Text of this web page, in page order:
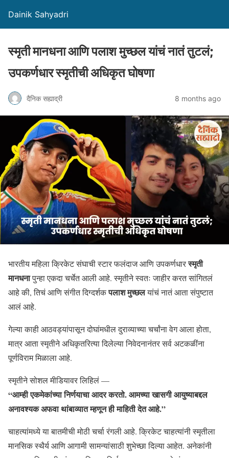
Dainik Sahyadri
स्मृती मानधना आणि पलाश मुच्छल यांचं नातं तुटलं;
उपकर्णधार स्मृतीची अधिकृत घोषणा
दैनिक सह्याद्री 8 months ago
भारतीय महिला क्रिकेट संघाची स्टार फलंदाज आणि उपकर्णधारस्मृती
मानधनापुन्हा एकदा चर्चेत आली आहे. स्मृतीने स्वतः जाहीर करत सांगितलं
आहे की, तिचं आणि संगीत दिग्दर्शकपलाश मुच्छलयांचं नातं आता संपुष्टात
आलं आहे.
गेल्या काही आठवड्यांपासून दोघांमधील दुराव्याच्या चर्चांना वेग आला होता,
मात्र आता स्मृतीने अधिकृतरित्या दिलेल्या निवेदनानंतर सर्व अटकळींना
पूर्णविराम मिळाला आहे.
स्मृतीने सोशल मीडियावर लिहिलं —
“आम्ही एकमेकांच्या निर्णयाचा आदर करतो. आमच्या खासगी आयुष्याबद्दल
अनावश्यक अफवा थांबाव्यात म्हणून ही माहिती देत आहे.”
चाहत्यांमध्ये या बातमीची मोठी चर्चा रंगली आहे. क्रिकेट चाहत्यांनी स्मृतीला
मानसिक स्थैर्य आणि आगामी सामन्यांसाठी शुभेच्छा दिल्या आहेत. अनेकांनी